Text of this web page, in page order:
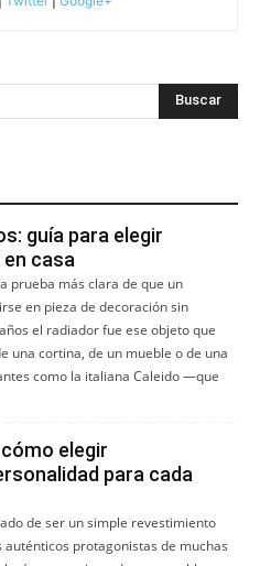
guía para elegir
casa
prueba más clara de que un
en pieza de decoración sin
el radiador fue ese objeto que
una cortina, de un mueble o de una
como la italiana Caleido —que
elegir
para cada
de ser un simple revestimiento
protagonistas de muchas